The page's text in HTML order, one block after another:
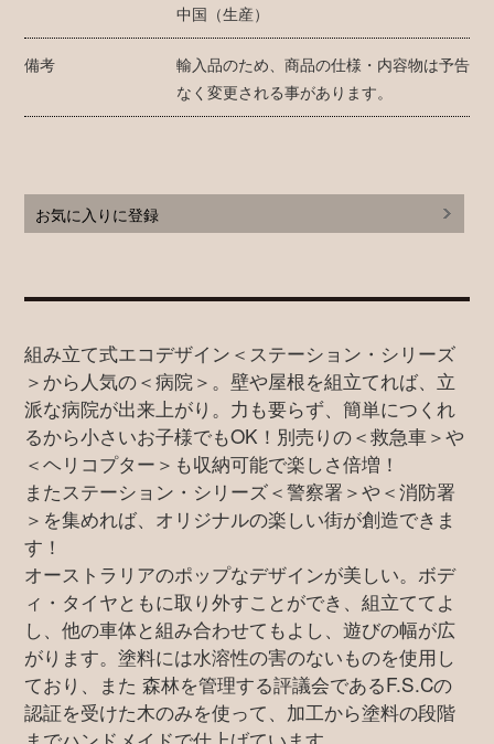
中国（生産）
備考
輸入品のため、商品の仕様・内容物は予告
なく変更される事があります。
お気に入りに登録
組み立て式エコデザイン＜ステーション・シリーズ
＞から人気の＜病院＞。壁や屋根を組立てれば、立
派な病院が出来上がり。力も要らず、簡単につくれ
るから小さいお子様でもOK！別売りの＜救急車＞や
＜ヘリコプター＞も収納可能で楽しさ倍増！
またステーション・シリーズ＜警察署＞や＜消防署
＞を集めれば、オリジナルの楽しい街が創造できま
す！
オーストラリアのポップなデザインが美しい。ボデ
ィ・タイヤともに取り外すことができ、組立ててよ
し、他の車体と組み合わせてもよし、遊びの幅が広
がります。塗料には水溶性の害のないものを使用し
ており、また 森林を管理する評議会であるF.S.Cの
認証を受けた木のみを使って、加工から塗料の段階